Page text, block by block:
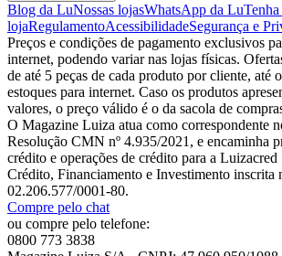
Blog da LuNossas lojasWhatsApp da LuTenha
lojaRegulamentoAcessibilidadeSegurança e
Preços e condições de pagamento exclusivos
internet, podendo variar nas lojas físicas.
de até 5 peças de cada produto por cliente, até
estoques para internet. Caso os produtos
valores, o preço válido é o da sacola de
O Magazine Luiza atua como correspondente
Resolução CMN nº 4.935/2021, e encaminha
crédito e operações de crédito para a
Crédito, Financiamento e Investimento inscrita
02.206.577/0001-80.
Compre pelo chat
ou compre pelo telefone:
0800 773 3838